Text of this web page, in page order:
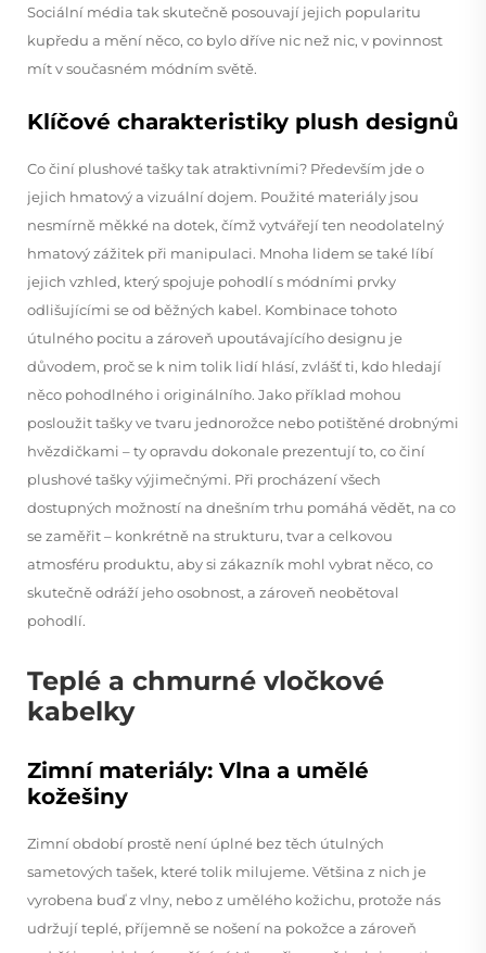
Sociální média tak skutečně posouvají jejich popularitu
kupředu a mění něco, co bylo dříve nic než nic, v povinnost
mít v současném módním světě.
Klíčové charakteristiky plush designů
Co činí plushové tašky tak atraktivními? Především jde o
jejich hmatový a vizuální dojem. Použité materiály jsou
nesmírně měkké na dotek, čímž vytvářejí ten neodolatelný
hmatový zážitek při manipulaci. Mnoha lidem se také líbí
jejich vzhled, který spojuje pohodlí s módními prvky
odlišujícími se od běžných kabel. Kombinace tohoto
útulného pocitu a zároveň upoutávajícího designu je
důvodem, proč se k nim tolik lidí hlásí, zvlášť ti, kdo hledají
něco pohodlného i originálního. Jako příklad mohou
posloužit tašky ve tvaru jednorožce nebo potištěné drobnými
hvězdičkami – ty opravdu dokonale prezentují to, co činí
plushové tašky výjimečnými. Při procházení všech
dostupných možností na dnešním trhu pomáhá vědět, na co
se zaměřit – konkrétně na strukturu, tvar a celkovou
atmosféru produktu, aby si zákazník mohl vybrat něco, co
skutečně odráží jeho osobnost, a zároveň neobětoval
pohodlí.
Teplé a chmurné vločkové
kabelky
Zimní materiály: Vlna a umělé
kožešiny
Zimní období prostě není úplné bez těch útulných
sametových tašek, které tolik milujeme. Většina z nich je
vyrobena buď z vlny, nebo z umělého kožichu, protože nás
udržují teplé, příjemně se nošení na pokožce a zároveň